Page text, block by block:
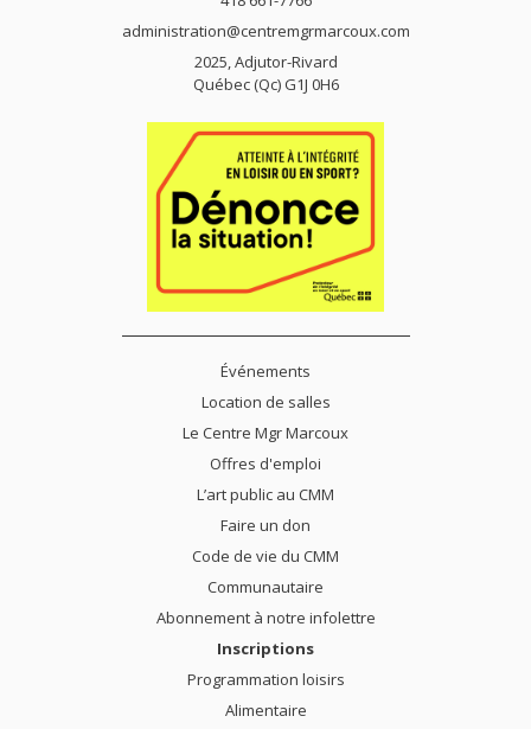
administration@centremgrmarcoux.com
2025, Adjutor-Rivard
Québec (Qc) G1J 0H6
Événements
Location de salles
Le Centre Mgr Marcoux
Offres d'emploi
L’art public au CMM
Faire un don
Code de vie du CMM
Communautaire
Abonnement à notre infolettre
Inscriptions
Programmation loisirs
Alimentaire